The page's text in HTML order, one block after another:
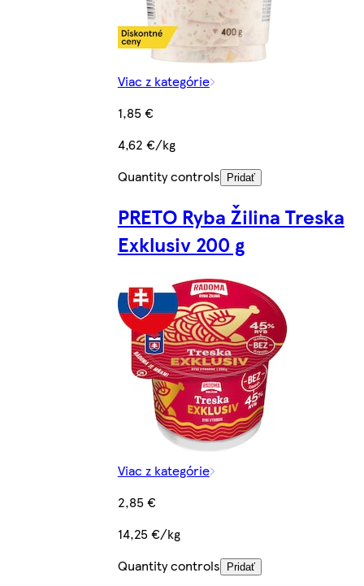
Viac z kategórie
1,85 €
4,62 €/kg
Quantity controls
Pridať
PRETO Ryba Žilina Treska
Exklusiv 200 g
Viac z kategórie
2,85 €
14,25 €/kg
Quantity controls
Pridať